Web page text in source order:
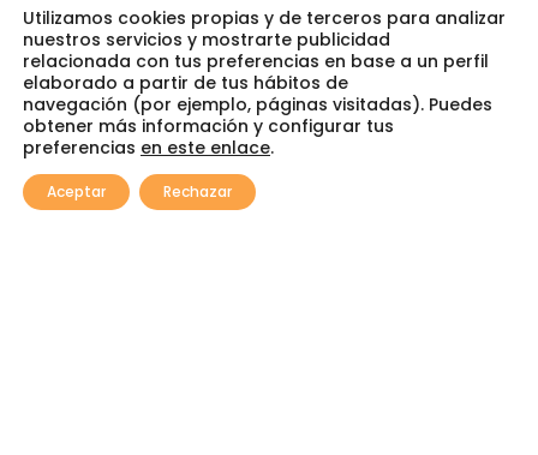
Piscinas prefabricadas en el Levante
Piscinas prefabricadas en Extremadura
Piscinas poliester Cádiz
Utilizamos cookies propias y de terceros para analizar
nuestros servicios y mostrarte publicidad
relacionada con tus preferencias en base a un perfil
elaborado a partir de tus hábitos de
navegación (por ejemplo, páginas visitadas). Puedes
obtener más información y configurar tus
preferencias en este enlace.
Aceptar Rechazar